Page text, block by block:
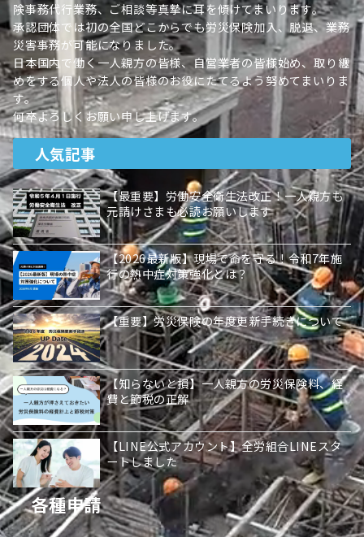
険事務代行業務、ご相談等真摯に耳を傾けてまいります。
承認団体では初の全国どこからでも労災保険加入、脱退、業務
災害事務が可能になりました。
日本国内で働く一人親方の皆様、自営業者の皆様始め、取り纏
めをする個人や法人の皆様のお役にたてるよう努めてまいりま
す。
何卒よろしくお願い申し上げます。
人気記事
【最重要】労働安全衛生法改正！一人親方も
元請けさまも必読お願いします
【2026最新版】現場で命を守る！令和7年施
行の熱中症対策強化とは？
【重要】労災保険の年度更新手続きについて
【知らないと損】一人親方の労災保険料、経
費と節税の正解
【LINE公式アカウント】全労組合LINEスタ
ートしました
各種申請